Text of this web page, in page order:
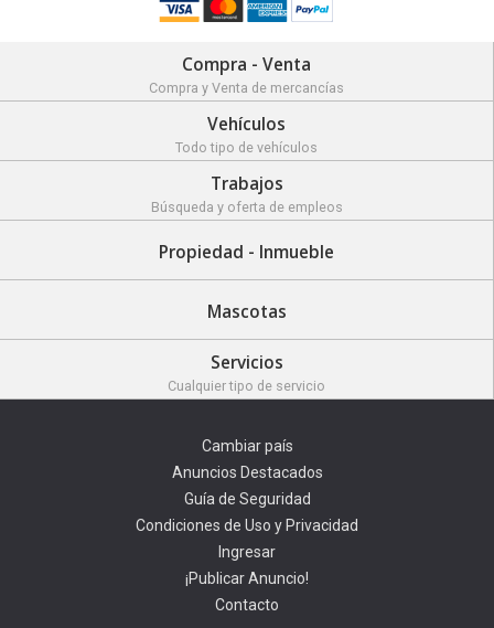
Compra - Venta
Compra y Venta de mercancías
Vehículos
Todo tipo de vehículos
Trabajos
Búsqueda y oferta de empleos
Propiedad - Inmueble
Mascotas
Servicios
Cualquier tipo de servicio
Cambiar país
Anuncios Destacados
Guía de Seguridad
Condiciones de Uso y Privacidad
Ingresar
¡Publicar Anuncio!
Contacto